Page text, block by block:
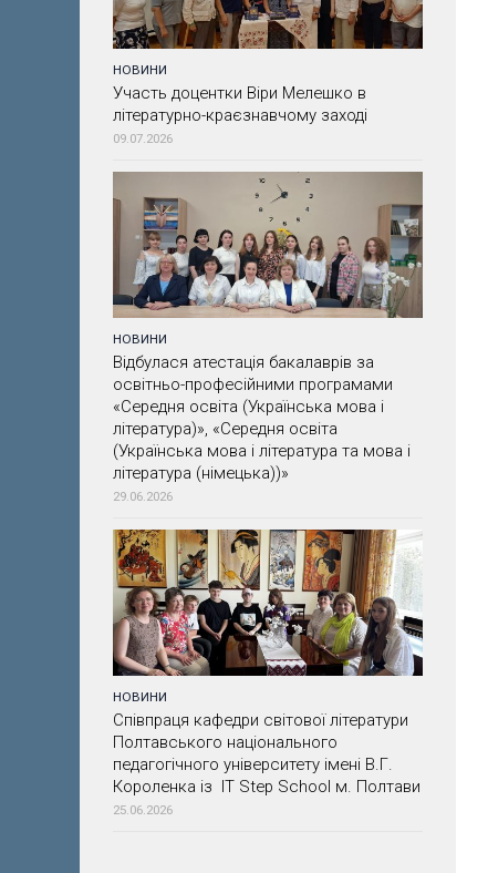
НОВИНИ
Участь доцентки Віри Мелешко в
літературно-краєзнавчому заході
09.07.2026
НОВИНИ
Відбулася атестація бакалаврів за
освітньо-професійними програмами
«Середня освіта (Українська мова і
література)», «Середня освіта
(Українська мова і література та мова і
література (німецька))»
29.06.2026
НОВИНИ
Співпраця кафедри світової літератури
Полтавського національного
педагогічного університету імені В.Г.
Короленка із IT Step School м. Полтави
25.06.2026